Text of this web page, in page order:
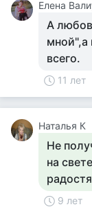
Елена
А
мной",а
всего.
11 лет
Наталья К
Не
на
9 лет